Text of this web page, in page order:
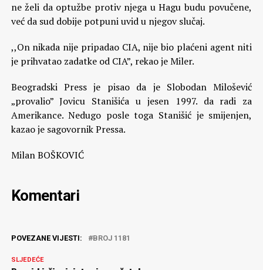
ne želi da optužbe protiv njega u Hagu budu povučene,
već da sud dobije potpuni uvid u njegov slučaj.
,,On nikada nije pripadao CIA, nije bio plaćeni agent niti
je prihvatao zadatke od CIA”, rekao je Miler.
Beogradski Press je pisao da je Slobodan Milošević
„provalio” Jovicu Stanišića u jesen 1997. da radi za
Amerikance. Nedugo posle toga Stanišić je smijenjen,
kazao je sagovornik Pressa.
Milan BOŠKOVIĆ
Komentari
POVEZANE VIJESTI: BROJ 1181
SLJEDEĆE